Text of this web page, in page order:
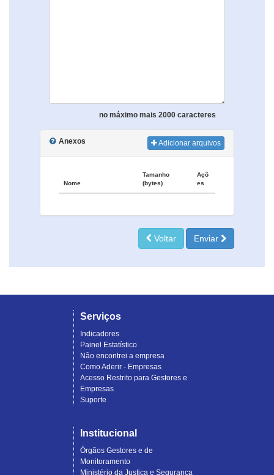
no máximo mais 2000 caracteres
Anexos Adicionar arquivos
Nome
Tamanho
(bytes)
Açõ
es
Voltar Enviar
Serviços
Indicadores
Painel Estatístico
Não encontrei a empresa
Como Aderir - Empresas
Acesso Restrito para Gestores e
Empresas
Suporte
Institucional
Órgãos Gestores e de
Monitoramento
Ministério da Justiça e Segurança